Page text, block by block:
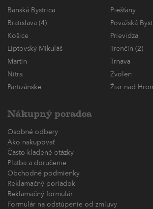
Banská Bystrica
Piešťany
Bratislava (4)
Považská
Košice
Prievidza
Liptovský Mikuláš
Trenčín (2)
Martin
Trnava
Nitra
Zvolen
Partizánske
Žiar nad
Nákupný poradca
Osobné odbery
Ako nakupovať
Často kladené otázky
Platba a doručenie
Obchodné podmienky
Reklamačný poriadok
Reklamačný formulár
Formulár na odstúpenie od zmluvy